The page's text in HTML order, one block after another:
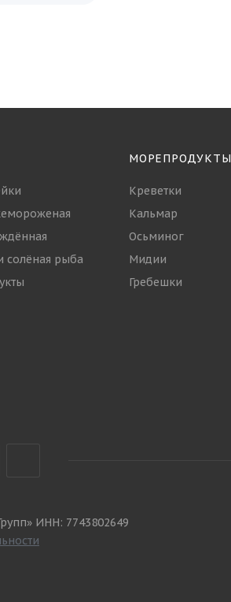
солёная рыба
МОРЕПРОДУКТЫ
Креветки
Кальмар
Осьминог
Мидии
Гребешки
ИНН: 7743802649